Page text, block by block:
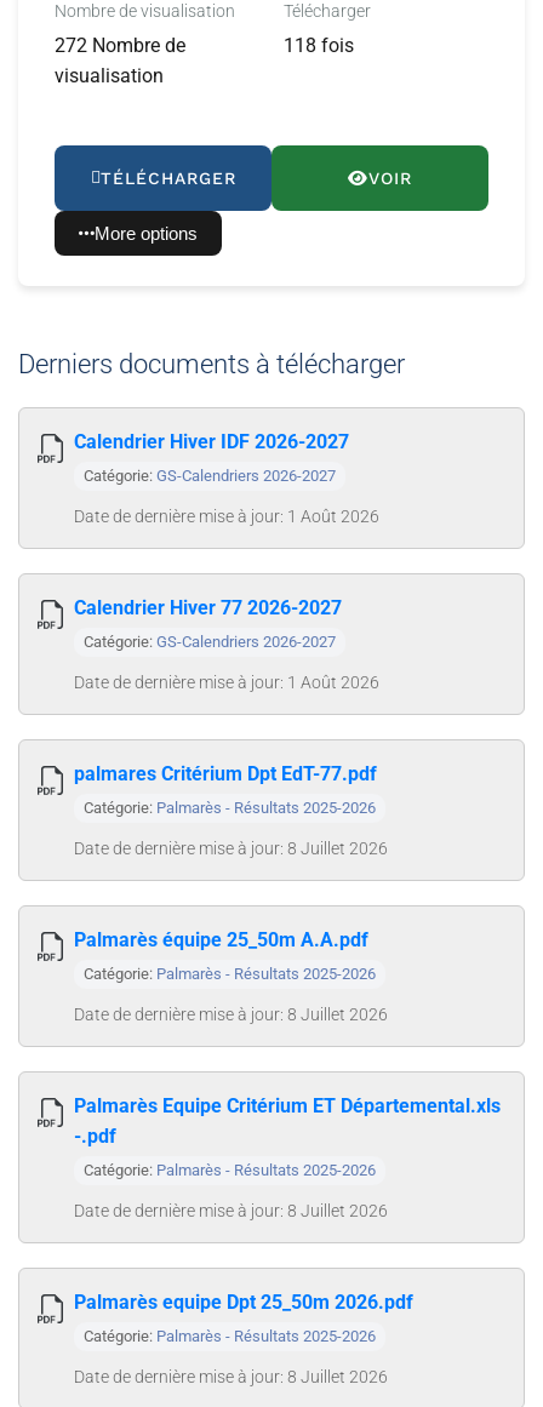
Nombre de visualisation
272 Nombre de
visualisation
Télécharger
118 fois
TÉLÉCHARGER VOIR
More options
Derniers documents à télécharger
Calendrier Hiver IDF 2026-2027
Catégorie: GS-Calendriers 2026-2027
Date de dernière mise à jour: 1 Août 2026
Calendrier Hiver 77 2026-2027
Catégorie: GS-Calendriers 2026-2027
Date de dernière mise à jour: 1 Août 2026
palmares Critérium Dpt EdT-77.pdf
Catégorie: Palmarès - Résultats 2025-2026
Date de dernière mise à jour: 8 Juillet 2026
Palmarès équipe 25_50m A.A.pdf
Catégorie: Palmarès - Résultats 2025-2026
Date de dernière mise à jour: 8 Juillet 2026
Palmarès Equipe Critérium ET Départemental.xls
-.pdf
Catégorie: Palmarès - Résultats 2025-2026
Date de dernière mise à jour: 8 Juillet 2026
Palmarès equipe Dpt 25_50m 2026.pdf
Catégorie: Palmarès - Résultats 2025-2026
Date de dernière mise à jour: 8 Juillet 2026